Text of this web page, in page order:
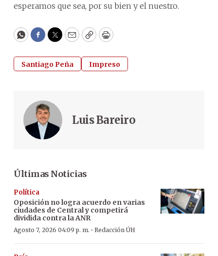
esperamos que sea, por su bien y el nuestro.
WhatsApp
Facebook
Twitter
EmailCopyPrint
Santiago Peña Impreso
Luis Bareiro
Últimas Noticias
Política
Oposición no logra acuerdo en varias
ciudades de Central y competirá
dividida contra la ANR
Agosto 7, 2026 04:09 p. m. · Redacción ÚH